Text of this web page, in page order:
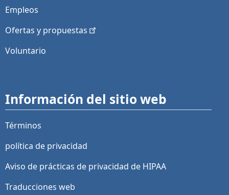
Empleos
Ofertas y propuestas
Voluntario
Información del sitio web
Términos
política de privacidad
Aviso de prácticas de privacidad de HIPAA
Traducciones web